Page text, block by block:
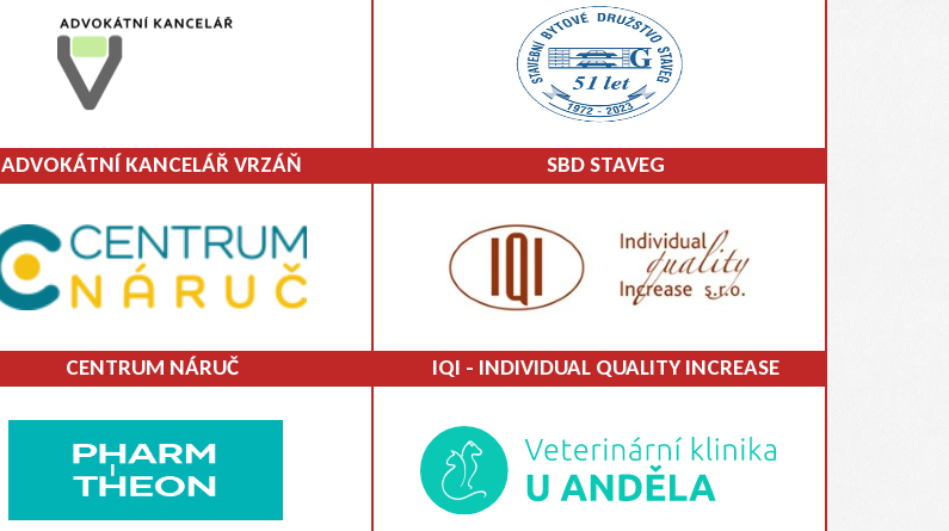
ADVOKÁTNÍ KANCELÁŘ VRZÁŇ SBD STAVEG
CENTRUM NÁRUČ IQI - INDIVIDUAL QUALITY INCREASE